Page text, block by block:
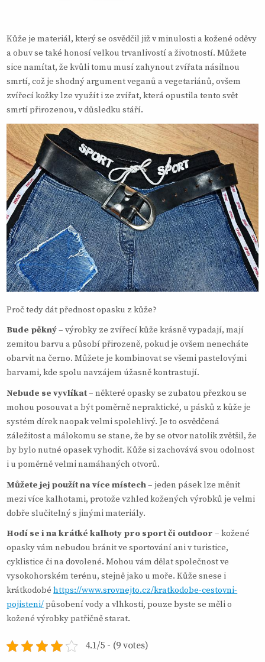
Kůže je materiál, který se osvědčil již v minulosti a kožené oděvy
a obuv se také honosí velkou trvanlivostí a životností. Můžete
sice namítat, že kvůli tomu musí zahynout zvířata násilnou
smrtí, což je shodný argument veganů a vegetariánů, ovšem
zvířecí kožky lze využít i ze zvířat, která opustila tento svět
smrtí přirozenou, v důsledku stáří.
Proč tedy dát přednost opasku z kůže?
Bude pěkný– výrobky ze zvířecí kůže krásně vypadají, mají
zemitou barvu a působí přirozeně, pokud je ovšem nenecháte
obarvit na černo. Můžete je kombinovat se všemi pastelovými
barvami, kde spolu navzájem úžasně kontrastují.
Nebude se vyvlíkat– některé opasky se zubatou přezkou se
mohou posouvat a být poměrně nepraktické, u pásků z kůže je
systém dírek naopak velmi spolehlivý. Je to osvědčená
záležitost a málokomu se stane, že by se otvor natolik zvětšil, že
by bylo nutné opasek vyhodit. Kůže si zachovává svou odolnost
i u poměrně velmi namáhaných otvorů.
Můžete jej použít na více místech– jeden pásek lze měnit
mezi více kalhotami, protože vzhled kožených výrobků je velmi
dobře slučitelný s jinými materiály.
Hodí se i na krátké kalhoty pro sport či outdoor – kožené
opasky vám nebudou bránit ve sportování ani v turistice,
cyklistice či na dovolené. Mohou vám dělat společnost ve
vysokohorském terénu, stejně jako u moře. Kůže snese i
krátkodobéhttps://www.srovnejto.cz/kratkodobe-cestovni-
pojisteni/působení vody a vlhkosti, pouze byste se měli o
kožené výrobky patřičně starat.
4.1/5 - (9 votes)